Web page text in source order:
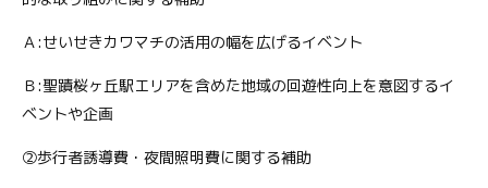
Ａ:せいせきカワマチの活用の幅を広げるイベント
Ｂ:聖蹟桜ヶ丘駅エリアを含めた地域の回遊性向上を意図するイ
ベントや企画
②歩行者誘導費・夜間照明費に関する補助